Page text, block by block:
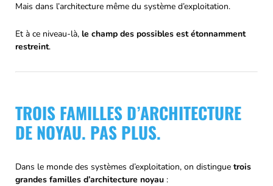
Mais dans l’architecture même du système d’exploitation.
Et à ce niveau-là, le champ des possibles est étonnamment
restreint.
TROIS FAMILLES D’ARCHITECTURE
DE NOYAU. PAS PLUS.
Dans le monde des systèmes d’exploitation, on distingue trois
grandes familles d’architecture noyau :